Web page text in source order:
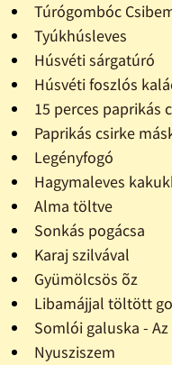
Túrógombóc
Tyúkhúsleves
Húsvéti sárgatúró
Húsvéti foszlós
15 perces paprikás
Paprikás csirke
Legényfogó
Hagymaleves
Alma töltve
Sonkás pogácsa
Karaj szilvával
Gyümölcsös õz
Libamájjal töltött
Somlói galuska -
Nyusziszem